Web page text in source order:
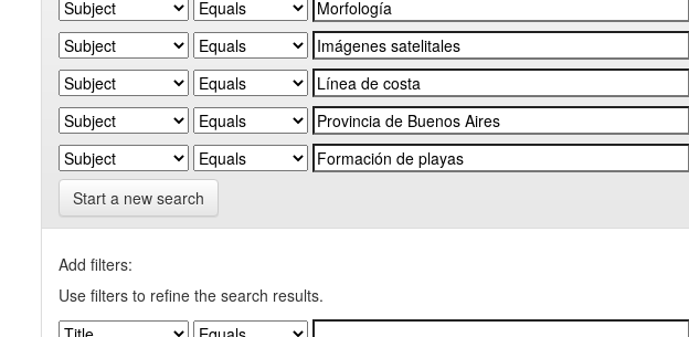
Start a new search
Add filters:
Use filters to refine the search results.